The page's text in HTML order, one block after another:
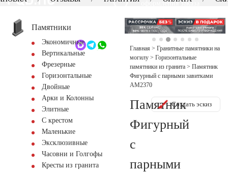
оформления заказа
+7 (495) 518-44-23
Обратный звонок
Памятники
Экономичные
Вертикальные
Фрезерные
Горизонтальные
Двойные
Арки и Колонны
Элитные
С крестом
Маленькие
Эксклюзивные
Часовни и Голгофы
Кресты из гранита
Главная > Гранитные памятники на
могилу > Горизонтальные
памятники из гранита > Памятник
Фигурный с парными завитками
AM2370
Памятник
Фигурный
с
парными
Создать эскиз